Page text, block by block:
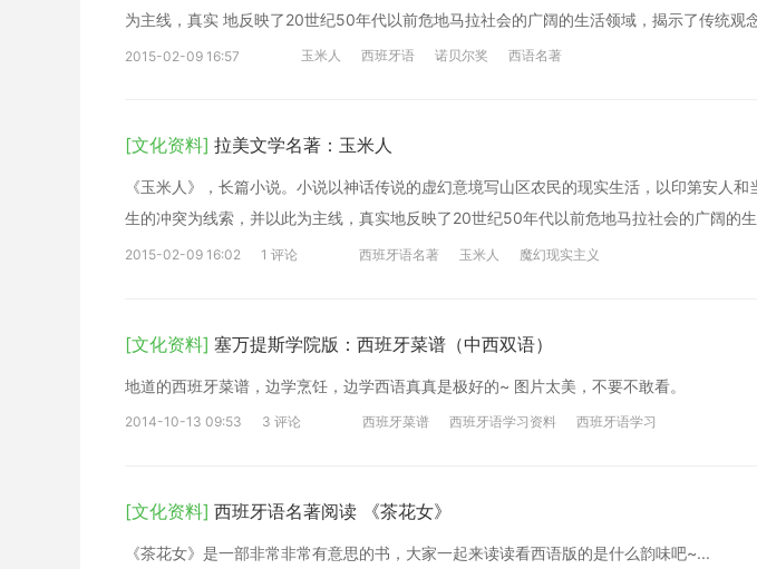
为主线，真实 地反映了20世纪50年代以前危地马拉社会的广阔的生活领域，揭示了传统观
2015-02-09 16:57 玉米人 西班牙语 诺贝尔奖 西语名著
[文化资料] 拉美文学名著：玉米人
《玉米人》，长篇小说。小说以神话传说的虚幻意境写山区农民的现实生活，以印第安人
生的冲突为线索，并以此为主线，真实地反映了20世纪50年代以前危地马拉社会的广阔的
2015-02-09 16:02 1 评论 西班牙语名著 玉米人 魔幻现实主义
[文化资料] 塞万提斯学院版：西班牙菜谱（中西双语）
地道的西班牙菜谱，边学烹饪，边学西语真真是极好的~ 图片太美，不要不敢看。
2014-10-13 09:53 3 评论 西班牙菜谱 西班牙语学习资料 西班牙语学习
[文化资料] 西班牙语名著阅读 《茶花女》
《茶花女》是一部非常非常有意思的书，大家一起来读读看西语版的是什么韵味吧~...